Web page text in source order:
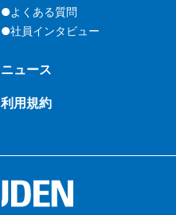
●よくある質問
●社員インタビュー
ニュース
利用規約